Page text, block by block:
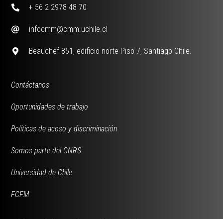
+ 56 2 2978 48 70
infocmm@cmm.uchile.cl
Beauchef 851, edificio norte Piso 7, Santiago Chile.
Contáctanos
Oportunidades de trabajo
Políticas de acoso y discriminación
Somos parte del CNRS
Universidad de Chile
FCFM